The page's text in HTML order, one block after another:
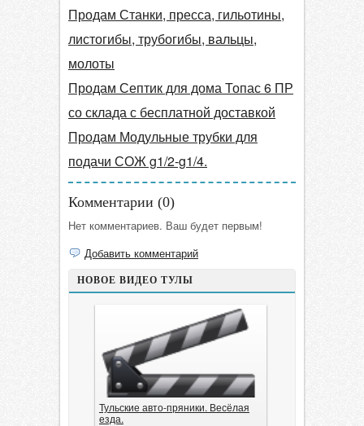
Продам Станки, пресса, гильотины,
листогибы, трубогибы, вальцы,
молоты
Продам Септик для дома Топас 6 ПР
со склада с бесплатной доставкой
Продам Модульные трубки для
подачи СОЖ g1/2-g1/4.
Комментарии (0)
Нет комментариев. Ваш будет первым!
Добавить комментарий
НОВОЕ ВИДЕО ТУЛЫ
Тульские авто-пряники. Весёлая
езда.